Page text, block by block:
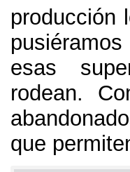
producción
esas
rodean.
que